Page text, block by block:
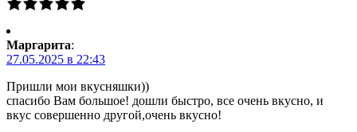
Маргарита:
27.05.2025 в 22:43
Пришли мои вкусняшки))
спасибо Вам большое! дошли быстро, все очень вкусно, и
вкус совершенно другой,очень вкусно!